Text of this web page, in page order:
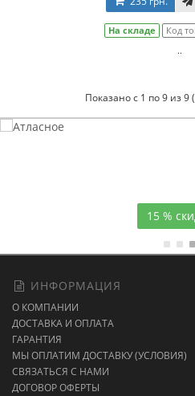
На складе Код
..
Показано с 1 по 9 из 9
15 %
ИНФОРМАЦИЯ
О КОМПАНИИ
ДОСТАВКА И ОПЛАТА
ГАРАНТИЯ
МЫ ОПЛАТИМ ДОСТАВКУ (УСЛОВИЯ)
СВЯЗАТЬСЯ С НАМИ
ДОГОВОР ОФЕРТЫ